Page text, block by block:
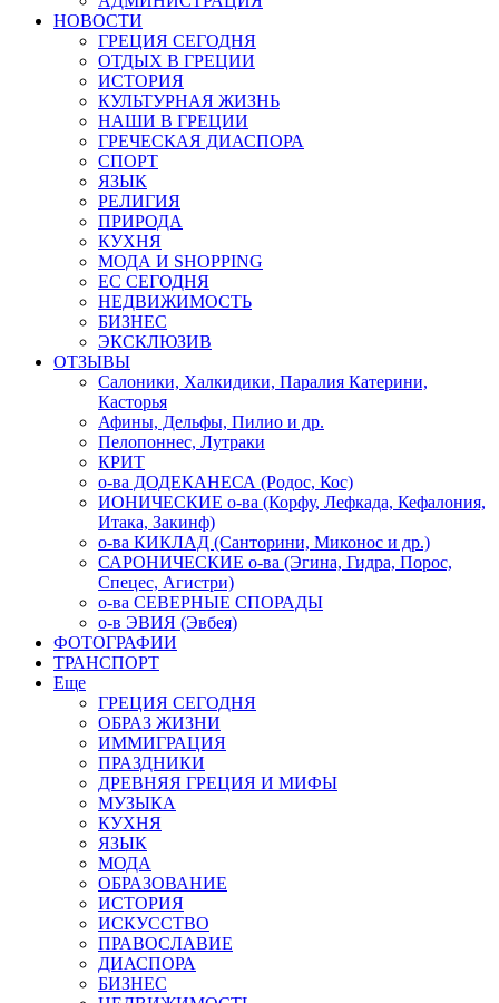
НОВОСТИ
ГРЕЦИЯ СЕГОДНЯ
ОТДЫХ В ГРЕЦИИ
ИСТОРИЯ
КУЛЬТУРНАЯ ЖИЗНЬ
НАШИ В ГРЕЦИИ
ГРЕЧЕСКАЯ ДИАСПОРА
СПОРТ
ЯЗЫК
РЕЛИГИЯ
ПРИРОДА
КУХНЯ
МОДА И SHOPPING
ЕС СЕГОДНЯ
НЕДВИЖИМОСТЬ
БИЗНЕС
ЭКСКЛЮЗИВ
ОТЗЫВЫ
Салоники, Халкидики, Паралия Катерини,
Касторья
Афины, Дельфы, Пилио и др.
Пелопоннес, Лутраки
КРИТ
о-ва ДОДЕКАНЕСА (Родос, Кос)
ИОНИЧЕСКИЕ о-ва (Корфу, Лефкада, Кефалония,
Итака, Закинф)
о-ва КИКЛАД (Санторини, Миконос и др.)
САРОНИЧЕСКИЕ о-ва (Эгина, Гидра, Порос,
Спецес, Агистри)
о-ва СЕВЕРНЫЕ СПОРАДЫ
о-в ЭВИЯ (Эвбея)
ФОТОГРАФИИ
ТРАНСПОРТ
Еще
ГРЕЦИЯ СЕГОДНЯ
ОБРАЗ ЖИЗНИ
ИММИГРАЦИЯ
ПРАЗДНИКИ
ДРЕВНЯЯ ГРЕЦИЯ И МИФЫ
МУЗЫКА
КУХНЯ
ЯЗЫК
МОДА
ОБРАЗОВАНИЕ
ИСТОРИЯ
ИСКУССТВО
ПРАВОСЛАВИЕ
ДИАСПОРА
БИЗНЕС